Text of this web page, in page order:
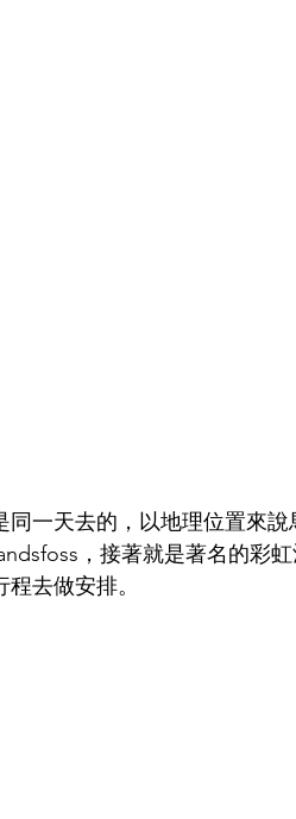
同一天去的，以地理位置來
，接著就是著名的彩
去做安排。